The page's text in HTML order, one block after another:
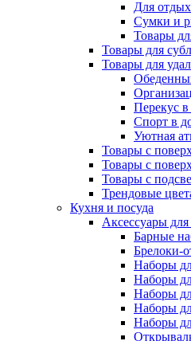
Для
Сумки и
Товары
Товары для
Товары для
Перекус в
Спорт в
Уютная
Товары с
Товары с
Товары с
Трендовые
Кухня и посуда
Аксессуары для
Барные
Брелоки-
Наборы
Наборы
Наборы
Наборы
Наборы